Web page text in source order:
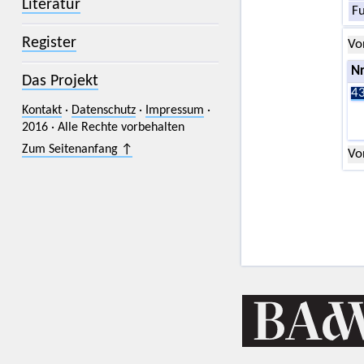
Literatur
Register
Das Projekt
Kontakt· Datenschutz· Impressum ·
2016 · Alle Rechte vorbehalten
Zum Seitenanfang ↑